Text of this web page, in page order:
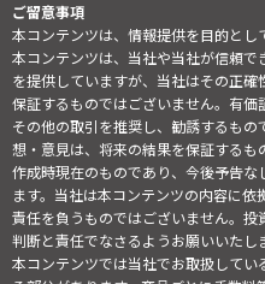
ご留意事項
本コンテンツは、情報提供を目的とし
本コンテンツは、当社や当社が信頼
を提供していますが、当社はその正
保証するものではございません。有価
その他の取引を推奨し、勧誘するも
想・意見は、将来の結果を保証する
作成時現在のものであり、今後予告
ます。当社は本コンテンツの内容に
責任を負うものではございません。
判断と責任でなさるようお願いいたし
本コンテンツでは当社でお取扱して